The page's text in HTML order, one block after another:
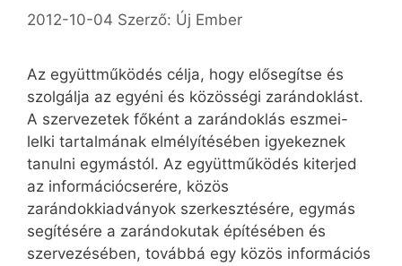
2012-10-04 Szerző: Új Ember
Az együttműködés célja, hogy elősegítse és
szolgálja az egyéni és közösségi zarándoklást.
A szervezetek főként a zarándoklás eszmei-
lelki tartalmának elmélyítésében igyekeznek
tanulni egymástól. Az együttműködés kiterjed
az információcserére, közös
zarándokkiadványok szerkesztésére, egymás
segítésére a zarándokutak építésében és
szervezésében, továbbá egy közös információs